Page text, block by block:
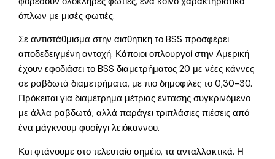
όπλων με μισές φωτιές.
Σε αντιστάθμισμα στην αισθητικη το BSS προσφέρει
αποδεδειγμένη αντοχή. Κάποιοι οπλουργοί στην Αμερική
έχουν εφοδιάσει το BSS διαμετρήματος 20 με νέες κάννες
σε ραβδωτά διαμετρήματα, με πιο δημοφιλές το 0,30-30.
Πρόκειται για διαμέτρημα μέτριας έντασης συγκρινόμενο
με άλλα ραβδωτά, αλλά παράγει τριπλάσιες πιέσεις από
ένα μάγκνουμ φυσίγγι λειόκαννου.
Και φτάνουμε στο τελευταίο σημέιο, τα ανταλλακτικά. Η